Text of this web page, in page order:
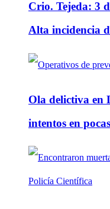
Crio. Tejeda: 3
Alta incidencia
Ola delictiva en
intentos en